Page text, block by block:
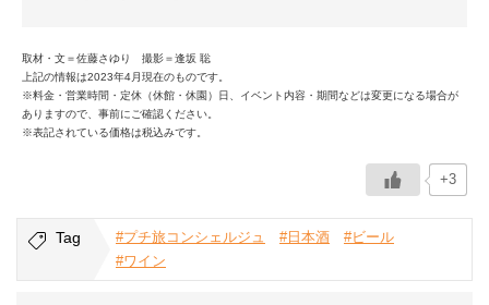
取材・文＝佐藤さゆり 撮影＝逢坂 聡
上記の情報は2023年4月現在のものです。
※料金・営業時間・定休（休館・休園）日、イベント内容・期間などは変更になる場合が
ありますので、事前にご確認ください。
※表記されている価格は税込みです。
+3
Tag #プチ旅コンシェルジュ #日本酒
#ビール
#ワイン